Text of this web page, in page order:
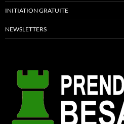
INITIATION GRATUITE
NEWSLETTERS